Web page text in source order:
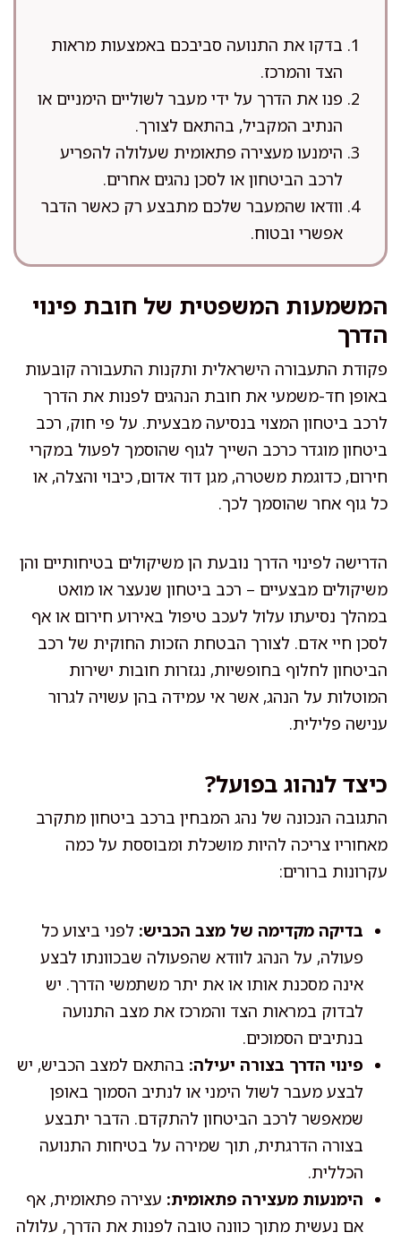
בדקו את התנועה סביבכם באמצעות מראות
הצד והמרכז.
פנו את הדרך על ידי מעבר לשוליים הימניים או
הנתיב המקביל, בהתאם לצורך.
הימנעו מעצירה פתאומית שעלולה להפריע
לרכב הביטחון או לסכן נהגים אחרים.
וודאו שהמעבר שלכם מתבצע רק כאשר הדבר
אפשרי ובטוח.
המשמעות המשפטית של חובת פינוי
הדרך
פקודת התעבורה הישראלית ותקנות התעבורה קובעות
באופן חד-משמעי את חובת הנהגים לפנות את הדרך
לרכב ביטחון המצוי בנסיעה מבצעית. על פי חוק, רכב
ביטחון מוגדר כרכב השייך לגוף שהוסמך לפעול במקרי
חירום, כדוגמת משטרה, מגן דוד אדום, כיבוי והצלה, או
כל גוף אחר שהוסמך לכך.
הדרישה לפינוי הדרך נובעת הן משיקולים בטיחותיים והן
משיקולים מבצעיים – רכב ביטחון שנעצר או מואט
במהלך נסיעתו עלול לעכב טיפול באירוע חירום או אף
לסכן חיי אדם. לצורך הבטחת הזכות החוקית של רכב
הביטחון לחלוף בחופשיות, נגזרות חובות ישירות
המוטלות על הנהג, אשר אי עמידה בהן עשויה לגרור
ענישה פלילית.
כיצד לנהוג בפועל?
התגובה הנכונה של נהג המבחין ברכב ביטחון מתקרב
מאחוריו צריכה להיות מושכלת ומבוססת על כמה
עקרונות ברורים:
בדיקה מקדימה של מצב הכביש: לפני ביצוע כל
פעולה, על הנהג לוודא שהפעולה שבכוונתו לבצע
אינה מסכנת אותו או את יתר משתמשי הדרך. יש
לבדוק במראות הצד והמרכז את מצב התנועה
בנתיבים הסמוכים.
פינוי הדרך בצורה יעילה: בהתאם למצב הכביש, יש
לבצע מעבר לשול הימני או לנתיב הסמוך באופן
שמאפשר לרכב הביטחון להתקדם. הדבר יתבצע
בצורה הדרגתית, תוך שמירה על בטיחות התנועה
הכללית.
הימנעות מעצירה פתאומית: עצירה פתאומית, אף
אם נעשית מתוך כוונה טובה לפנות את הדרך, עלולה